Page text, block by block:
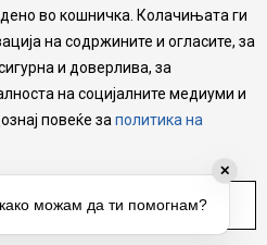
попрецизни во описот на
на слики и цени, но не
дека сите информации се
Сите производи се дел од
подразбира дека мора да се
секој момент.
во кошничка. Колачињата ги
на содржините и огласите, за
и доверлива, за
на социјалните медиуми и
повеќе за политика на
ПОСТАВУВАЊА
✕
можам да ти помогнам?